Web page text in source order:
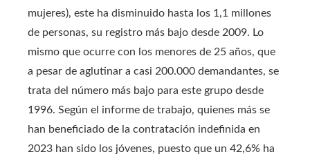
mujeres), este ha disminuido hasta los 1,1 millones
de personas, su registro más bajo desde 2009. Lo
mismo que ocurre con los menores de 25 años, que
a pesar de aglutinar a casi 200.000 demandantes, se
trata del número más bajo para este grupo desde
1996. Según el informe de trabajo, quienes más se
han beneficiado de la contratación indefinida en
2023 han sido los jóvenes, puesto que un 42,6% ha